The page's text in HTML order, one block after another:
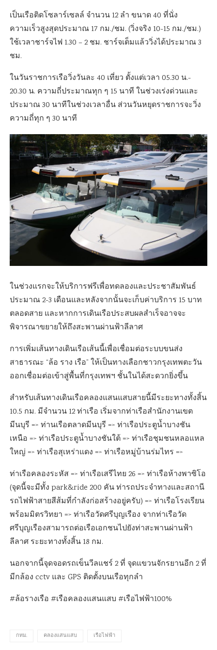
เป็นเรือติดโซลาร์เซลล์ จำนวน 12 ลำ ขนาด 40 ที่นั่ง
ความเร็วสูงสุดประมาณ 17 กม./ชม. (วิ่งจริง 10-15 กม./ชม.)
ใช้เวลาชาร์จไฟ 1.30 – 2 ชม. ชาร์จเต็มแล้ววิ่งได้ประมาณ 3
ชม.
ในวันราชการเรือวิ่งวันละ 40 เที่ยว ตั้งแต่เวลา 05.30 น.-
20.30 น. ความถี่ประมาณทุก ๆ 15 นาที ในช่วงเร่งด่วนและ
ประมาณ 30 นาทีในช่วงเวลาอื่น ส่วนวันหยุดราชการจะวิ่ง
ความถี่ทุก ๆ 30 นาที
ในช่วงแรกจะให้บริการฟรีเพื่อทดลองและประชาสัมพันธ์
ประมาณ 2-3 เดือนและหลังจากนั้นจะเก็บค่าบริการ 15 บาท
ตลอดสาย และหากการเดินเรือประสบผลสำเร็จอาจจะ
พิจารณาขยายให้ถึงสะพานผ่านฟ้าลีลาศ
การเพิ่มเส้นทางเดินเรือเส้นนี้เพื่อเชื่อมต่อระบบขนส่ง
สาธารณะ “ล้อ ราง เรือ” ให้เป็นทางเลือกชาวกรุงเทพตะวัน
ออกเชื่อมต่อเข้าสู่พื้นที่กรุงเทพฯ ชั้นในได้สะดวกยิ่งขึ้น
สำหรับเส้นทางเดินเรือคลองแสนแสบสายนี้มีระยะทางทั้งสิ้น
10.5 กม. มีจำนวน 12 ท่าเรือ เริ่มจากท่าเรือสำนักงานเขต
มีนบุรี => ท่านเรือตลาดมีนบุรี => ท่าเรือประตูน้ำบางชัน
เหนือ => ท่าเรือประตูน้ำบางชันใต้ => ท่าเรือชุมชนหลอแหล
ใหญ่ => ท่าเรือสุเหร่าแดง => ท่าเรือหมู่บ้านร่มไทร =>
ท่าเรือคลองระหัส => ท่าเรือเสรีไทย 26 => ท่าเรือห้างพาซิโอ
(จุดนี้จะมีทั้ง park&ride 200 คัน ท่ารถประจำทางและสถานี
รถไฟฟ้าสายสีส้มที่กำลังก่อสร้างอยู่ครับ) => ท่าเรือโรงเรียน
พร้อมมิตรวิทยา => ท่าเรือวัดศรีบุญเรือง จากท่าเรือวัด
ศรีบุญเรืองสามารถต่อเรือเอกชนไปยังท่าสะพานผ่านฟ้า
ลีลาศ ระยะทางทั้งสิ้น 18 กม.
นอกจากนี้จุดจอดรถเข็นวีลแชร์ 2 ที่ จุดแขวนจักรยานอีก 2 ที่
มีกล้อง cctv และ GPS ติดตั้งบนเรือทุกลำ
#ล้อรางเรือ #เรือคลองแสนแสบ #เรือไฟฟ้า100%
กทม. คลองแสนแสบ เรือไฟฟ้า